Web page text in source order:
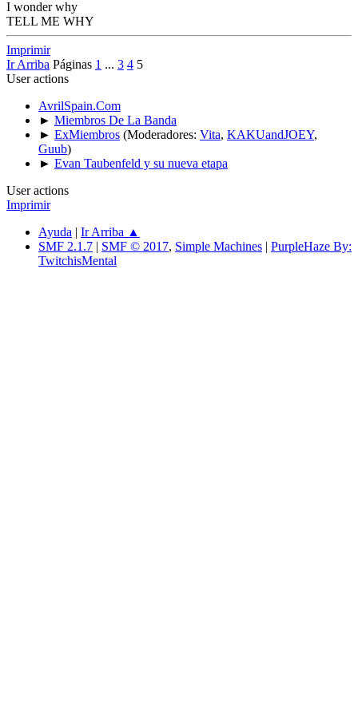
I wonder why
TELL ME WHY
Imprimir
Ir Arriba Páginas 1 ... 3 4 5
User actions
AvrilSpain.Com
► Miembros De La Banda
► ExMiembros (Moderadores: Vita, KAKUandJOEY,
Guub)
► Evan Taubenfeld y su nueva etapa
User actions
Imprimir
Ayuda | Ir Arriba ▲
SMF 2.1.7 | SMF © 2017, Simple Machines | PurpleHaze By:
TwitchisMental